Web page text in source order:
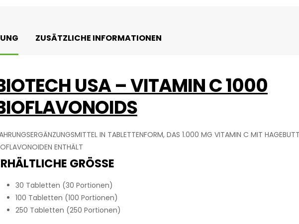
ZUSÄTZLICHE INFORMATIONEN
USA – VITAMIN C 1000
IN TABLETTENFORM, DAS 1.000 MG VITAMIN C MIT
ENTHÄLT
GRÖSSE
30 Tabletten (30 Portionen)
100 Tabletten (100 Portionen)
250 Tabletten (250 Portionen)